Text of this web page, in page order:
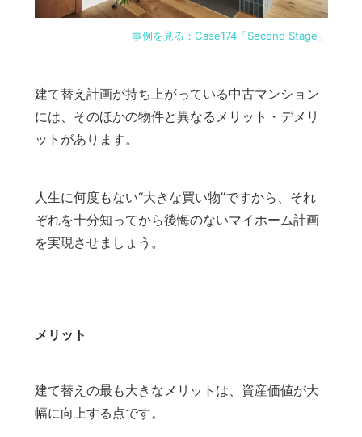
事例を見る：Case174「Second Stage」
建て替え計画が持ち上がっている中古マンション
には、そのほかの物件と異なるメリット・デメリ
ットがあります。
人生に何度もない“大きな買い物”ですから、それ
ぞれを十分知ってから後悔のないマイホーム計画
を実現させましょう。
メリット
建て替えの最も大きなメリットは、資産価値が大
幅に向上する点です。